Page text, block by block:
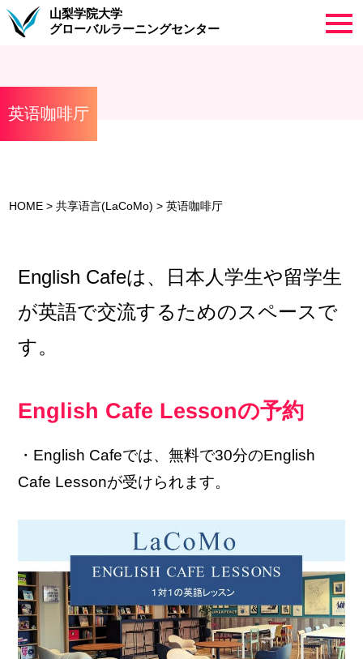
山梨学院大学
グローバルラーニングセンター
英语咖啡厅
HOME >共享语言(LaCoMo) >英语咖啡厅
English Cafeは、日本人学生や留学生
が英語で交流するためのスペースで
す。
English Cafe Lessonの予約
・English Cafeでは、無料で30分のEnglish
Cafe Lessonが受けられます。